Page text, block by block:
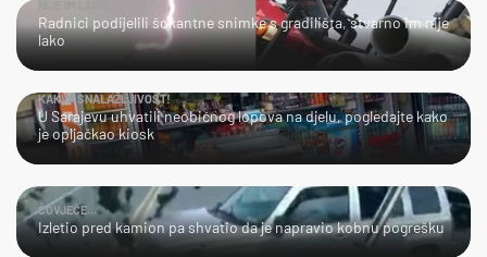
Radnici podijelili šokantne snimke s gradilišta, stvarno im nije
lako
KAKVA SNALAŽLJIVOST!
U Sarajevu uhvatili neobičnog lopova na djelu, pogledajte kako
je opljačkao kiosk
ČOVJEČE...
Izletio pred kamion pa shvatio da je napravio kobnu pogrešku